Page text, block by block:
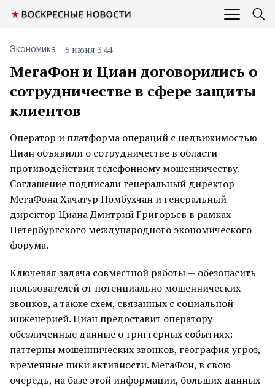
МегаФон и Циан договорились о
сотрудничестве в сфере защиты
клиентов
Экономика 5 июня 3:44
Оператор и платформа операций с недвижимостью
Циан объявили о сотрудничестве в области
противодействия телефонному мошенничеству.
Соглашение подписали генеральный директор
МегаФона Хачатур Помбухчан и генеральный
директор Циана Дмитрий Григорьев в рамках
Петербургского международного экономического
форума.
Ключевая задача совместной работы — обезопасить
пользователей от потенциально мошеннических
звонков, а также схем, связанных с социальной
инженерией. Циан предоставит оператору
обезличенные данные о триггерных событиях:
паттерны мошеннических звонков, география угроз,
временные пики активности. МегаФон, в свою
очередь, на базе этой информации, больших данных